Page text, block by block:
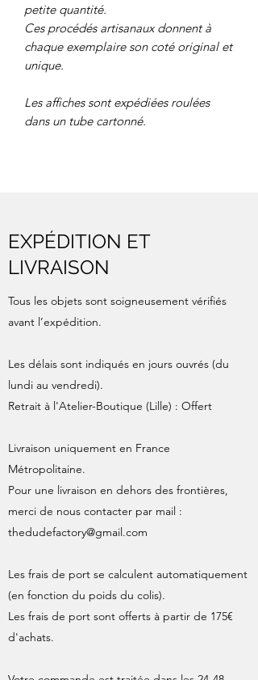
petite quantité.
Ces procédés artisanaux donnent à
chaque exemplaire son coté original et
unique.
Les affiches sont expédiées roulées
dans un tube cartonné.
EXPÉDITION ET
LIVRAISON
Tous les objets sont soigneusement vérifiés
avant l’expédition.
Les délais sont indiqués en jours ouvrés (du
lundi au vendredi).
Retrait à l'Atelier-Boutique (Lille) : Offert
Livraison uniquement en France
Métropolitaine.
Pour une livraison en dehors des frontières,
merci de nous contacter par mail :
thedudefactory@gmail.com
Les frais de port se calculent automatiquement
(en fonction du poids du colis).
Les frais de port sont offerts à partir de 175€
d'achats.